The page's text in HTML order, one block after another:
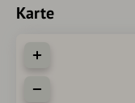
Karte